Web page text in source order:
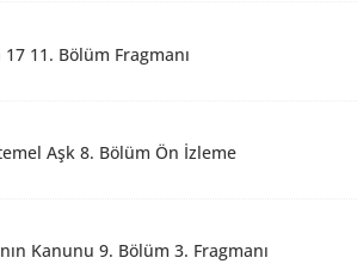
17 11. Bölüm Fragmanı
Aşk 8. Bölüm Ön İzleme
Kanunu 9. Bölüm 3. Fragmanı